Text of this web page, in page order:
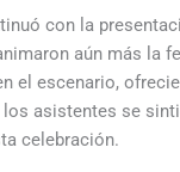
con la
aún más la
el escenario,
asistentes se
celebración.